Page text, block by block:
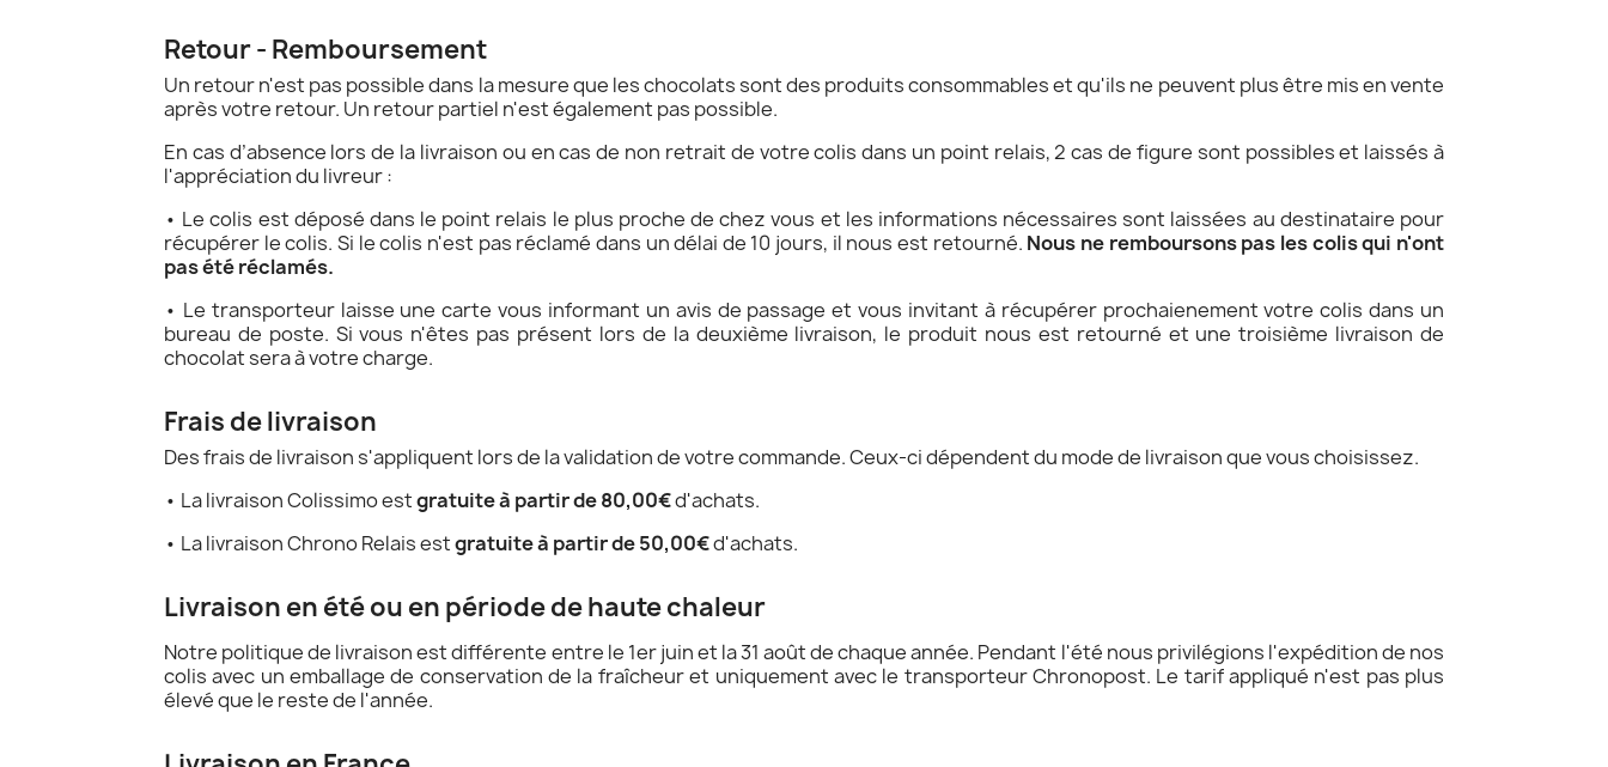
Retour - Remboursement
Un retour n'est pas possible dans la mesure que les chocolats sont des produits consommables et qu'ils ne peuvent plus être mis en vente
après votre retour. Un retour partiel n'est également pas possible.
En cas d’absence lors de la livraison ou en cas de non retrait de votre colis dans un point relais, 2 cas de figure sont possibles et laissés à
l'appréciation du livreur :
• Le colis est déposé dans le point relais le plus proche de chez vous et les informations nécessaires sont laissées au destinataire pour
récupérer le colis. Si le colis n'est pas réclamé dans un délai de 10 jours, il nous est retourné. Nous ne remboursons pas les colis qui n'ont
pas été réclamés.
• Le transporteur laisse une carte vous informant un avis de passage et vous invitant à récupérer prochaienement votre colis dans un
bureau de poste. Si vous n'êtes pas présent lors de la deuxième livraison, le produit nous est retourné et une troisième livraison de
chocolat sera à votre charge.
Frais de livraison
Des frais de livraison s'appliquent lors de la validation de votre commande. Ceux-ci dépendent du mode de livraison que vous choisissez.
• La livraison Colissimo estgratuite à partir de 80,00€d'achats.
• La livraison Chrono Relais estgratuite à partir de 50,00€d'achats.
Livraison en été ou en période de haute chaleur
Notre politique de livraison est différente entre le 1er juin et la 31 août de chaque année. Pendant l'été nous privilégions l'expédition de nos
colis avec un emballage de conservation de la fraîcheur et uniquement avec le transporteur Chronopost. Le tarif appliqué n'est pas plus
élevé que le reste de l'année.